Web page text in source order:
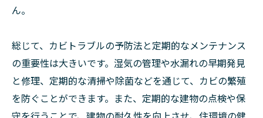
ん。
総じて、カビトラブルの予防法と定期的なメンテナンス
の重要性は大きいです。湿気の管理や水漏れの早期発見
と修理、定期的な清掃や除菌などを通じて、カビの繁殖
を防ぐことができます。また、定期的な建物の点検や保